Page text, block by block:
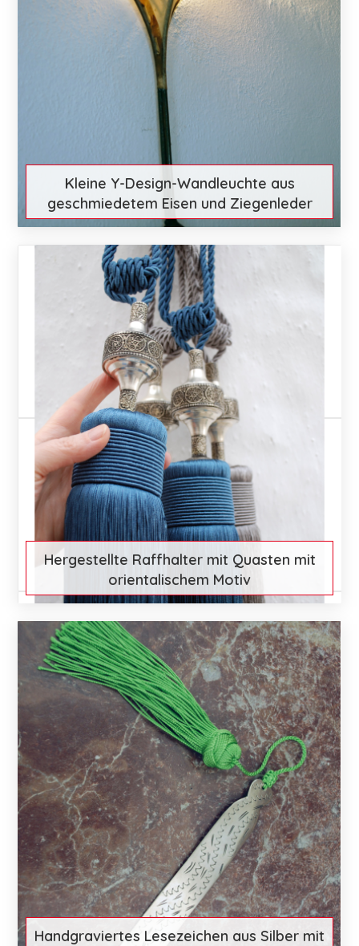
Kleine Y-Design-Wandleuchte aus
geschmiedetem Eisen und Ziegenleder
€ 62 Mehr entdecken
Hergestellte Raffhalter mit Quasten mit
orientalischem Motiv
€ 60 Mehr entdecken
Handgraviertes Lesezeichen aus Silber mit